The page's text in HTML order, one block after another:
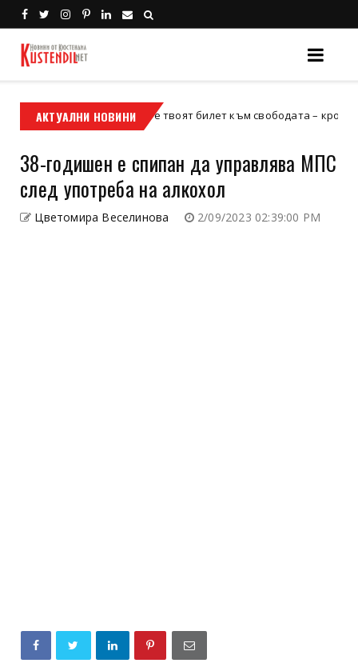
АКТУАЛНИ НОВИНИ
мотор Кой е твоят билет към свободата – кросовият
38-годишен е спипан да управлява МПС
след употреба на алкохол
Цветомира Веселинова 2/09/2023 02:39:00 PM